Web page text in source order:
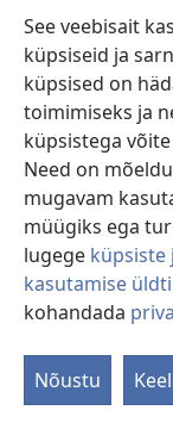
See veebisait
küpsiseid ja
küpsised on
toimimiseks ja
küpsistega
Need on
mugavam
müügiks ega
lugege küpsiste
kasutamise
kohandada
Nõustu
uue
akna) JW Hub
(avab
uue
akna) JW Library
Watchtower
Copyright© 2026